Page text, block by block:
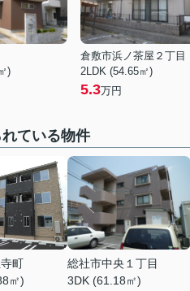
)
倉敷市浜ノ茶屋２丁目
2LDK (54.65㎡)
5.3万円
ている物件
町
㎡)
総社市中央１丁目
3DK (61.18㎡)